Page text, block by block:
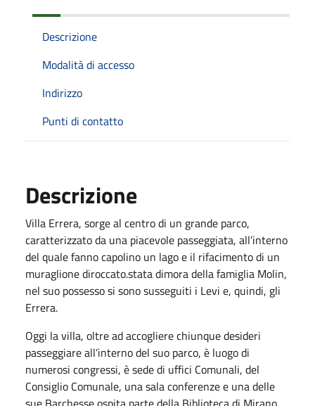
Descrizione
Modalità di accesso
Indirizzo
Punti di contatto
Descrizione
Villa Errera, sorge al centro di un grande parco,
caratterizzato da una piacevole passeggiata, all’interno
del quale fanno capolino un lago e il rifacimento di un
muraglione diroccato.stata dimora della famiglia Molin,
nel suo possesso si sono susseguiti i Levi e, quindi, gli
Errera.
Oggi la villa, oltre ad accogliere chiunque desideri
passeggiare all’interno del suo parco, è luogo di
numerosi congressi, è sede di uffici Comunali, del
Consiglio Comunale, una sala conferenze e una delle